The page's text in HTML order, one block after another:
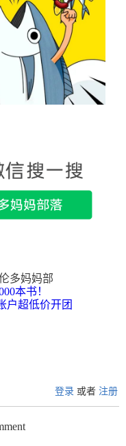
多妈妈部
本书！
户超低价开团
登录 或者 注册